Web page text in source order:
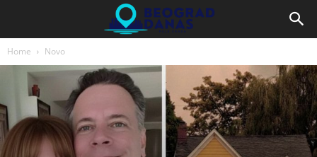
Home Novo